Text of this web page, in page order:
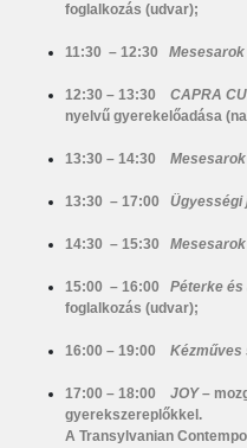
foglalkozás (udvar);
11:30 – 12:30
12:30 – 13:30 CAPRA
nyelvű gyerekelőadása
13:30 – 14:30
13:30 – 17:00 Ügyességi
14:30 – 15:30
15:00 – 16:00 Péterke
foglalkozás (udvar);
16:00 – 19:00 Kézműves
17:00 – 18:00 JOY–
gyerekszereplőkkel.
A Transylvanian